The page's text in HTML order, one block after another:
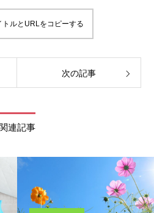
トルとURLをコピーする
次の記事
関連記事